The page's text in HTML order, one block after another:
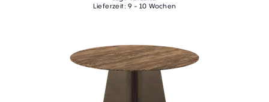
Lieferzeit: 9 - 10 Wochen